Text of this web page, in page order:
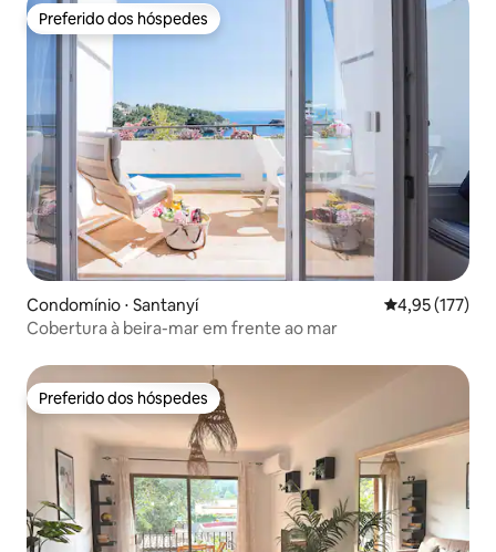
Preferido dos hóspedes
Preferido dos hóspedes
Condomínio ⋅ Santanyí 4,95 de uma
4,95 (177)
Cobertura à beira-mar em frente ao mar
Preferido dos hóspedes
Preferido dos hóspedes